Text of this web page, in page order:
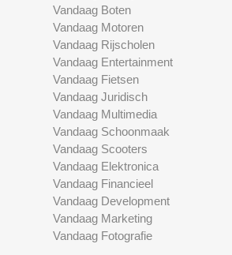
Vandaag Boten
Vandaag Motoren
Vandaag Rijscholen
Vandaag Entertainment
Vandaag Fietsen
Vandaag Juridisch
Vandaag Multimedia
Vandaag Schoonmaak
Vandaag Scooters
Vandaag Elektronica
Vandaag Financieel
Vandaag Development
Vandaag Marketing
Vandaag Fotografie